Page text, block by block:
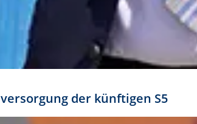
der künftigen S5